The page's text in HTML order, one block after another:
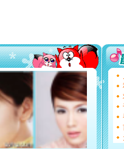
要平安！
[圣诞节]
能正大
天都要快
[圣诞节]
如意,快
[元旦]
看
断电。
你是我
[元旦] 如